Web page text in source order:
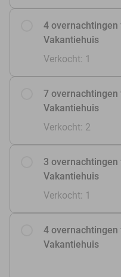
4 overnachtingen
Vakantiehuis
Verkocht: 1
7 overnachtingen
Vakantiehuis
Verkocht: 2
3
Vakantiehuis
Verkocht: 1
4 overnachtingen
Vakantiehuis